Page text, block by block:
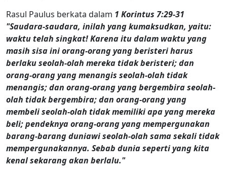
Rasul Paulus berkata dalam 1 Korintus 7:29-31
"Saudara-saudara, inilah yang kumaksudkan, yaitu:
waktu telah singkat! Karena itu dalam waktu yang
masih sisa ini orang-orang yang beristeri harus
berlaku seolah-olah mereka tidak beristeri; dan
orang-orang yang menangis seolah-olah tidak
menangis; dan orang-orang yang bergembira seolah-
olah tidak bergembira; dan orang-orang yang
membeli seolah-olah tidak memiliki apa yang mereka
beli; pendeknya orang-orang yang mempergunakan
barang-barang duniawi seolah-olah sama sekali tidak
mempergunakannya. Sebab dunia seperti yang kita
kenal sekarang akan berlalu."